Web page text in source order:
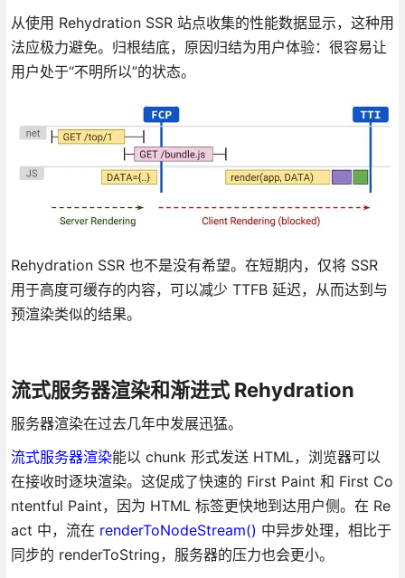
从使用 Rehydration SSR 站点收集的性能数据显示，这种用
法应极力避免。归根结底，原因归结为用户体验：很容易让
用户处于“不明所以”的状态。
Rehydration SSR 也不是没有希望。在短期内，仅将 SSR
用于高度可缓存的内容，可以减少 TTFB 延迟，从而达到与
预渲染类似的结果。
流式服务器渲染和渐进式 Rehydration
服务器渲染在过去几年中发展迅猛。
流式服务器渲染能以 chunk 形式发送 HTML，浏览器可以
在接收时逐块渲染。这促成了快速的 First Paint 和 First Co
ntentful Paint，因为 HTML 标签更快地到达用户侧。在 Re
act 中，流在 renderToNodeStream() 中异步处理，相比于
同步的 renderToString，服务器的压力也会更小。